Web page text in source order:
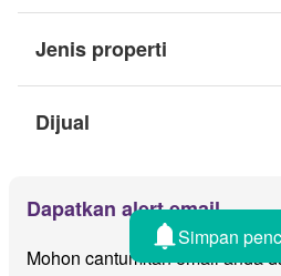
Jenis properti
Dijual
Dapatkan alert email
Mohon cantumkan email anda
Simpan